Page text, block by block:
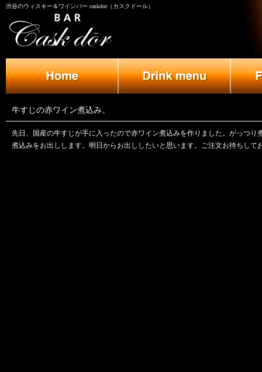
渋谷のウィスキー＆ワインバー caskdor（カスクドール）
牛すじの赤ワイン煮込み。
先日、国産の牛すじが手に入ったので赤ワイン煮込みを作りました。がっつり
煮込みをお出しします。明日からお出ししたいと思います。ご注文お待ちして